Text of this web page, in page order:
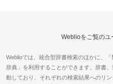
Weblioをご覧のユ
Weblioでは、統合型辞書検索のほかに、
辞典」を利用することができます。辞書
動しており、それぞれの検索結果へのリ